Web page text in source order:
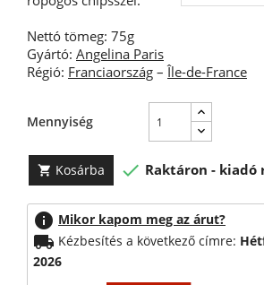
Nettó tömeg: 75g
Gyártó: Angelina Paris
Régió: Franciaország –Île-de-France
Mennyiség
 Kosárba  Raktáron - kiadó
info Mikor kapom meg az árut?
local_shipping Kézbesítés a következő címre:
2026